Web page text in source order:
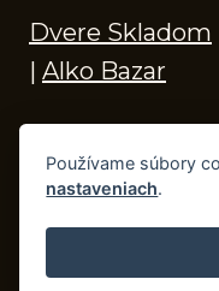
Dvere Skladom
| Alko Bazar
© 2026 Kľučky
doplnky do
Používame súbory
nastaveniach.